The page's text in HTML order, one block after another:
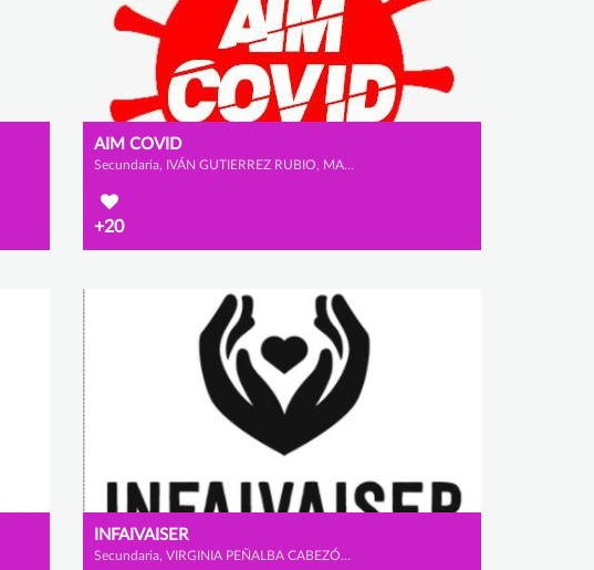
AIM COVID
Secundaria, IVÁN GUTIERREZ RUBIO, MARCO LÓPEZ GÓMEZ y ADRIÁN GARCÍA SANTAMARÍA
+20
INFAIVAISER
Secundaria, VIRGINIA PEÑALBA CABEZÓN, CLAUDIA MORENO RINCÓN y SANDRA CAMACHO CAPELL